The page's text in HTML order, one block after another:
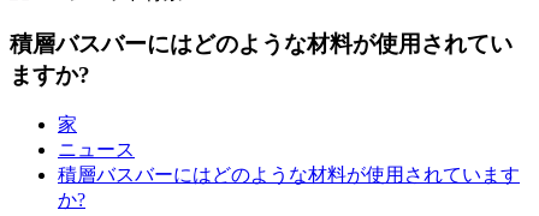
積層バスバーにはどのような材料が使用されてい
ますか?
家
ニュース
積層バスバーにはどのような材料が使用されています
か?